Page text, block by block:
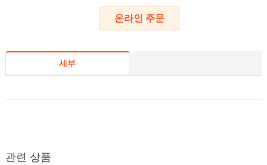
온라인 주문
세부
관련 상품